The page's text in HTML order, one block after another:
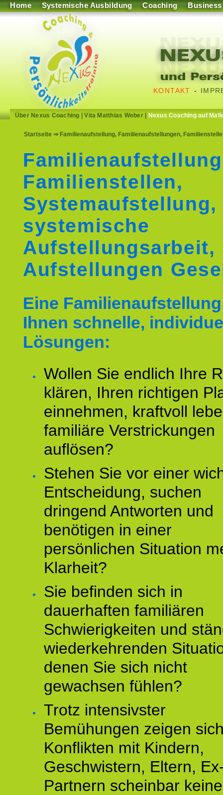
Home Systemische Ausbildung Coaching Business
KONTAKT -
Über Nexus Coaching |Vita Matthias Weber| Nexus Coaching auf
Startseite ⇒ Familienaufstellung, Familienaufstellungen,
Familienstellen,
Systemaufstellung,
systemische
Aufstellungsarbeit,
Aufstellungen
Eine
Ihnen schnelle,
Lösungen:
Wollen Sie endlich Ihre
klären, Ihren richtigen
einnehmen, kraftvoll
familiäre Verstrickungen
auflösen?
Stehen Sie vor einer
Entscheidung, suchen
dringend Antworten und
benötigen in einer
persönlichen Situation
Klarheit?
Sie befinden sich in
dauerhaften familiären
Schwierigkeiten und
wiederkehrenden
denen Sie sich nicht
gewachsen fühlen?
Trotz intensivster
Bemühungen zeigen
Konflikten mit Kindern,
Geschwistern, Eltern,
Partnern scheinbar keine